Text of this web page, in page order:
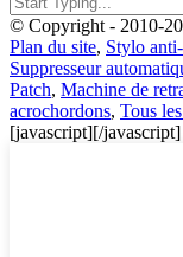
© Copyright - 2010-
Plan du site, Stylo
Suppresseur
Patch, Machine de
acrochordons, Tous
[javascript][/javascript]